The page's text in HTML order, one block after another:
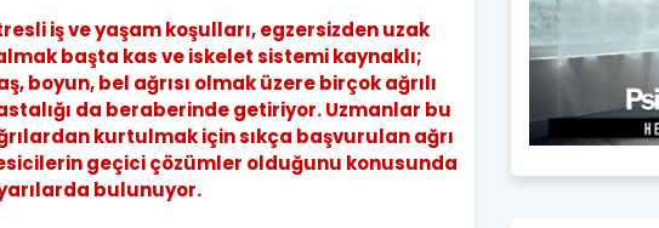
iş ve yaşam koşulları, egzersizden uzak
başta kas ve iskelet sistemi kaynaklı;
boyun, bel ağrısı olmak üzere birçok ağrılı
da beraberinde getiriyor. Uzmanlar bu
kurtulmak için sıkça başvurulan ağrı
geçici çözümler olduğunu konusunda
bulunuyor.